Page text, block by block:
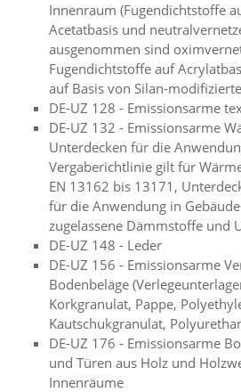
Innenraum (Fugendichtstoffe
Acetatbasis und
ausgenommen sind
Fugendichtstoffe auf
auf Basis von Silan-
DE-UZ 128 - Emissionsarme
DE-UZ 132 - Emissionsarme
Unterdecken für die
Vergaberichtlinie gilt für
EN 13162 bis 13171,
für die Anwendung in
zugelassene Dämmstoffe und
DE-UZ 148 - Leder
DE-UZ 156 - Emissionsarme
Bodenbeläge
Korkgranulat, Pappe,
Kautschukgranulat,
DE-UZ 176 - Emissionsarme
und Türen aus Holz und
Innenräume